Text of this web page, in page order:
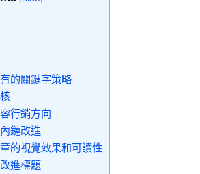
的關鍵字策略
行銷方向
鏈改進
的視覺效果和可讀性
進標題